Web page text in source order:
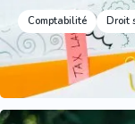
Comptabilité Droit